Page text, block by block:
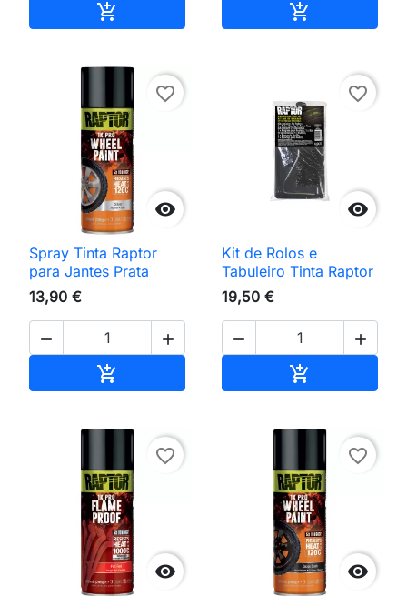
 

favorite_border
Spray Tinta Raptor
para Jantes Prata
13,90 €
 


favorite_border
Kit de Rolos e
Tabuleiro Tinta Raptor
19,50 €
 


favorite_border

favorite_border